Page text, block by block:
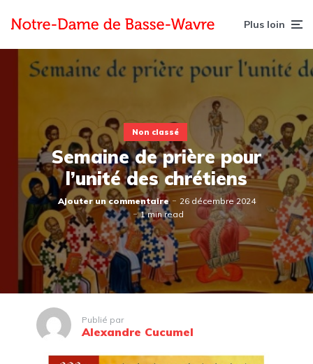
Plus loin
Non classé
Semaine de prière pour
l’unité des chrétiens
Ajouter un commentaire
26 décembre 2024
1 min read
Publié par
Alexandre Cucumel